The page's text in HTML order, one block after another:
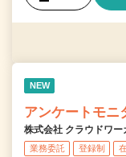
NEW
アンケートモニ
株式会社 クラウドワー
業務委託 登録制